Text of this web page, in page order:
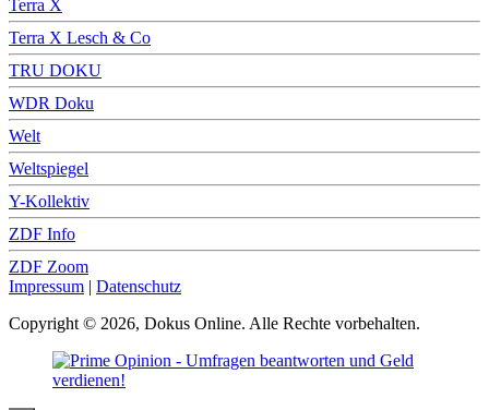
Terra X
Terra X Lesch & Co
TRU DOKU
WDR Doku
Welt
Weltspiegel
Y-Kollektiv
ZDF Info
ZDF Zoom
Impressum | Datenschutz
Copyright © 2026, Dokus Online. Alle Rechte vorbehalten.